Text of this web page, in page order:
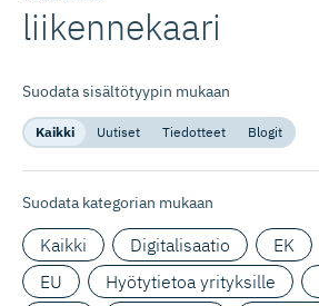
liikennekaari
Suodata sisältötyypin mukaan
Kaikki Uutiset Tiedotteet Blogit
Suodata kategorian mukaan
Kaikki Digitalisaatio EK
EU
Hyötytietoa yrityksille